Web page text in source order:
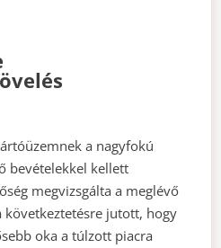
a nagyfokú
bevételekkel kellett
megvizsgálta a meglévő
következtetésre jutott, hogy
oka a túlzott piacra